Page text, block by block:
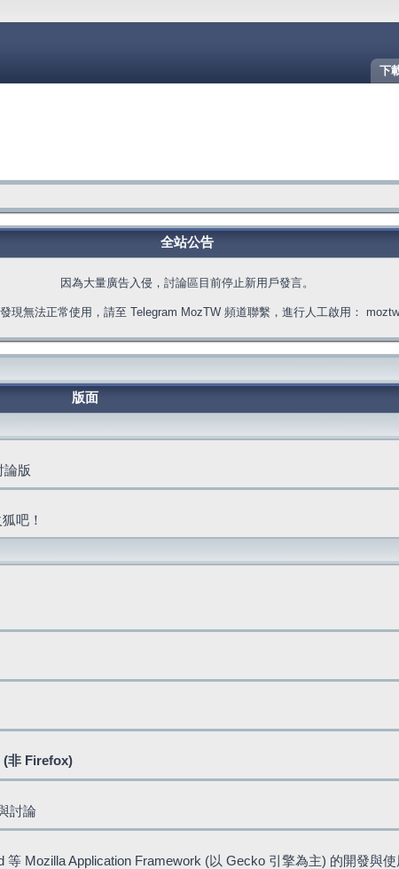
下
全站公告
因為大量廣告入侵，討論區目前停止新用戶發言。
現無法正常使用，請至 Telegram MozTW 頻道聯繫，進行人工啟用：
版面
論版
吧！
(非 Firefox)
討論
Mozilla Application Framework (以 Gecko 引擎為主) 的開發與使